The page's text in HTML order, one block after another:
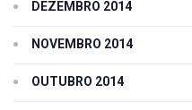
DEZEMBRO 2014
NOVEMBRO 2014
OUTUBRO 2014